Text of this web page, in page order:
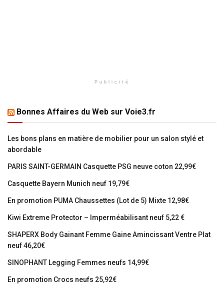
Publicité
Bonnes Affaires du Web sur Voie3.fr
Les bons plans en matière de mobilier pour un salon stylé et
abordable
PARIS SAINT-GERMAIN Casquette PSG neuve coton 22,99€
Casquette Bayern Munich neuf 19,79€
En promotion PUMA Chaussettes (Lot de 5) Mixte 12,98€
Kiwi Extreme Protector – Imperméabilisant neuf 5,22 €
SHAPERX Body Gainant Femme Gaine Amincissant Ventre Plat
neuf 46,20€
SINOPHANT Legging Femmes neufs 14,99€
En promotion Crocs neufs 25,92€